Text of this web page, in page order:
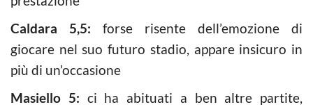
Caldara 5,5: forse risente dell’emozione di
giocare nel suo futuro stadio, appare insicuro in
più di un’occasione
Masiello 5: ci ha abituati a ben altre partite,